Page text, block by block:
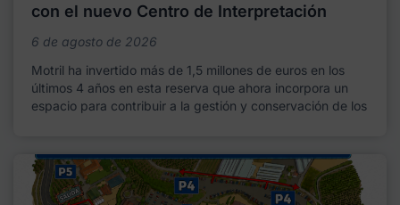
con el nuevo Centro de Interpretación
6 de agosto de 2026
Motril ha invertido más de 1,5 millones de euros en los
últimos 4 años en esta reserva que ahora incorpora un
espacio para contribuir a la gestión y conservación de los